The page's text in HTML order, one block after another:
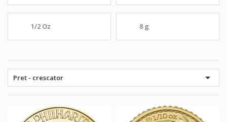
1/2 Oz 8 g
Pret - crescator 